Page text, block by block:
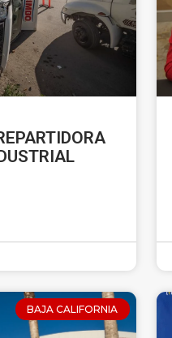
BAJA CALIFORNIA